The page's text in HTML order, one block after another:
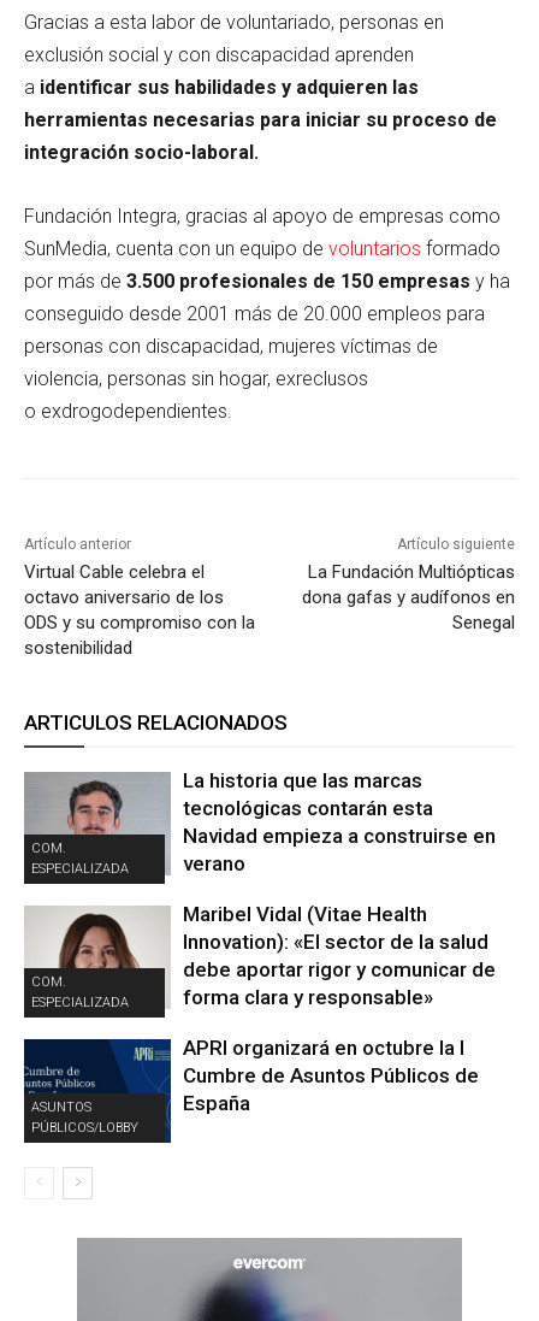
Gracias a esta labor de voluntariado, personas en
exclusión social y con discapacidad aprenden
a identificar sus habilidades y adquieren las
herramientas necesarias para iniciar su proceso de
integración socio-laboral.
Fundación Integra, gracias al apoyo de empresas como
SunMedia, cuenta con un equipo de voluntarios formado
por más de 3.500 profesionales de 150 empresas y ha
conseguido desde 2001 más de 20.000 empleos para
personas con discapacidad, mujeres víctimas de
violencia, personas sin hogar, exreclusos
o exdrogodependientes.
Artículo anterior
Virtual Cable celebra el
octavo aniversario de los
ODS y su compromiso con la
sostenibilidad
Artículo siguiente
La Fundación Multiópticas
dona gafas y audífonos en
Senegal
ARTICULOS RELACIONADOS
COM.
ESPECIALIZADA
La historia que las marcas
tecnológicas contarán esta
Navidad empieza a construirse en
verano
COM.
ESPECIALIZADA
Maribel Vidal (Vitae Health
Innovation): «El sector de la salud
debe aportar rigor y comunicar de
forma clara y responsable»
ASUNTOS
PÚBLICOS/LOBBY
APRI organizará en octubre la I
Cumbre de Asuntos Públicos de
España